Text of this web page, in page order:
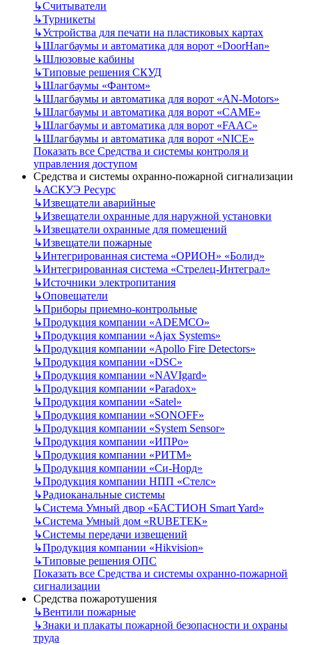
↳Считыватели
↳Турникеты
↳Устройства для печати на пластиковых картах
↳Шлагбаумы и автоматика для ворот «DoorHan»
↳Шлюзовые кабины
↳Типовые решения СКУД
↳Шлагбаумы «Фантом»
↳Шлагбаумы и автоматика для ворот «AN-Motors»
↳Шлагбаумы и автоматика для ворот «CAME»
↳Шлагбаумы и автоматика для ворот «FAAC»
↳Шлагбаумы и автоматика для ворот «NICE»
Показать все Средства и системы контроля и
управления доступом
Средства и системы охранно-пожарной сигнализации
↳АСКУЭ Ресурс
↳Извещатели аварийные
↳Извещатели охранные для наружной установки
↳Извещатели охранные для помещений
↳Извещатели пожарные
↳Интегрированная система «ОРИОН» «Болид»
↳Интегрированная система «Стрелец-Интеграл»
↳Источники электропитания
↳Оповещатели
↳Приборы приемно-контрольные
↳Продукция компании «ADEMCO»
↳Продукция компании «Ajax Systems»
↳Продукция компании «Apollo Fire Detectors»
↳Продукция компании «DSC»
↳Продукция компании «NAVIgard»
↳Продукция компании «Paradox»
↳Продукция компании «Satel»
↳Продукция компании «SONOFF»
↳Продукция компании «System Sensor»
↳Продукция компании «ИПРо»
↳Продукция компании «РИТМ»
↳Продукция компании «Си-Норд»
↳Продукция компании НПП «Стелс»
↳Радиоканальные системы
↳Система Умный двор «БАСТИОН Smart Yard»
↳Система Умный дом «RUBETEK»
↳Системы передачи извещений
↳Продукция компании «Hikvision»
↳Типовые решения ОПС
Показать все Средства и системы охранно-пожарной
сигнализации
Средства пожаротушения
↳Вентили пожарные
↳Знаки и плакаты пожарной безопасности и охраны
труда